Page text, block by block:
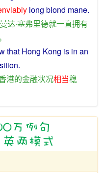
long blond mane.
达·塞弗里德就一直拥有
that Hong Kong is in an
.
港的金融状况相当稳